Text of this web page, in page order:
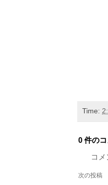
Time:
0 件の
コ
次の投稿